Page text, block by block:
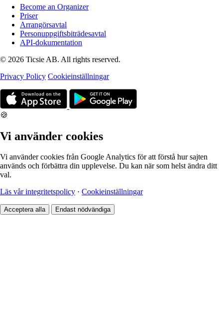
Become an Organizer
Priser
Arrangörsavtal
Personuppgiftsbiträdesavtal
API-dokumentation
© 2026 Ticsie AB. All rights reserved.
Privacy Policy Cookieinställningar
🍪
Vi använder cookies
Vi använder cookies från Google Analytics för att förstå hur sajten
används och förbättra din upplevelse. Du kan när som helst ändra ditt
val.
Läs vår integritetspolicy · Cookieinställningar
Acceptera alla Endast nödvändiga